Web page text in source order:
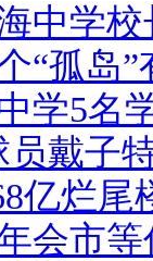
中学
“孤岛
学5名
员戴子
亿烂
会市